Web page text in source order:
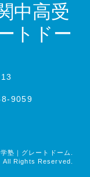
中高受
トドー
9059
塾｜グレートドーム.
All Rights Reserved.